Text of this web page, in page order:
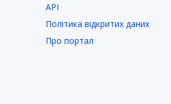
API
Політика відкритих даних
Про портал